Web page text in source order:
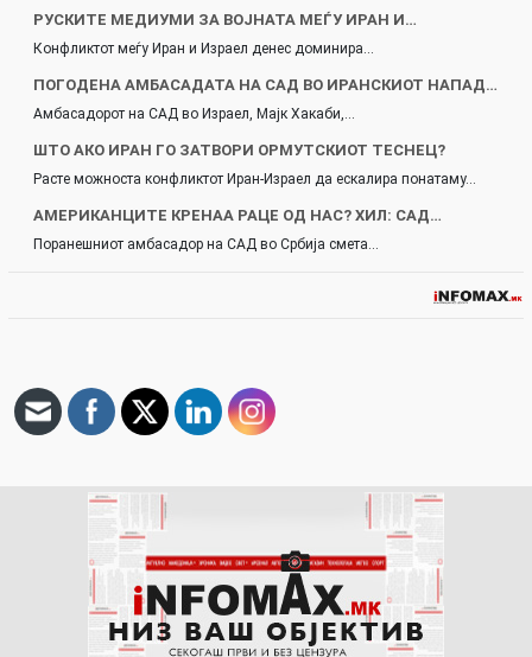
РУСКИТЕ МЕДИУМИ ЗА ВОЈНАТА МЕЃУ ИРАН И…
Конфликтот меѓу Иран и Израел денес доминира…
ПОГОДЕНА АМБАСАДАТА НА САД ВО ИРАНСКИОТ НАПАД…
Амбасадорот на САД во Израел, Мајк Хакаби,…
ШТО АКО ИРАН ГО ЗАТВОРИ ОРМУТСКИОТ ТЕСНЕЦ?
Расте можноста конфликтот Иран-Израел да ескалира понатаму…
AМЕРИКАНЦИТЕ КРЕНАА РАЦЕ ОД НАС? ХИЛ: САД…
Поранешниот амбасадор на САД во Србија смета…